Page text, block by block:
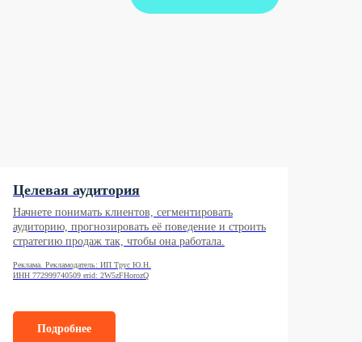
Целевая аудитория
Начнете понимать клиентов, сегментировать
аудиторию, прогнозировать её поведение и строить
стратегию продаж так, чтобы она работала.
Реклама. Рекламодатель: ИП Трус Ю.Н.
ИНН 772999740509 erid: 2W5zFHorozQ
Подробнее